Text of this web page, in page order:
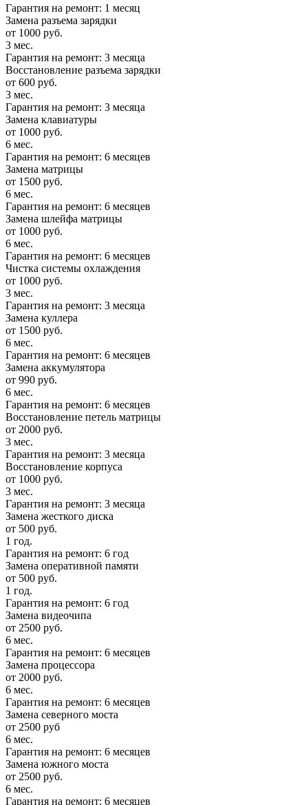
Гарантия на ремонт: 1 месяц
Замена разъема зарядки
от 1000 руб.
3 мес.
Гарантия на ремонт: 3 месяца
Восстановление разъема зарядки
от 600 руб.
3 мес.
Гарантия на ремонт: 3 месяца
Замена клавиатуры
от 1000 руб.
6 мес.
Гарантия на ремонт: 6 месяцев
Замена матрицы
от 1500 руб.
6 мес.
Гарантия на ремонт: 6 месяцев
Замена шлейфа матрицы
от 1000 руб.
6 мес.
Гарантия на ремонт: 6 месяцев
Чистка системы охлаждения
от 1000 руб.
3 мес.
Гарантия на ремонт: 3 месяца
Замена куллера
от 1500 руб.
6 мес.
Гарантия на ремонт: 6 месяцев
Замена аккумулятора
от 990 руб.
6 мес.
Гарантия на ремонт: 6 месяцев
Восстановление петель матрицы
от 2000 руб.
3 мес.
Гарантия на ремонт: 3 месяца
Восстановление корпуса
от 1000 руб.
3 мес.
Гарантия на ремонт: 3 месяца
Замена жесткого диска
от 500 руб.
1 год.
Гарантия на ремонт: 6 год
Замена оперативной памяти
от 500 руб.
1 год.
Гарантия на ремонт: 6 год
Замена видеочипа
от 2500 руб.
6 мес.
Гарантия на ремонт: 6 месяцев
Замена процессора
от 2000 руб.
6 мес.
Гарантия на ремонт: 6 месяцев
Замена северного моста
от 2500 руб
6 мес.
Гарантия на ремонт: 6 месяцев
Замена южного моста
от 2500 руб.
6 мес.
Гарантия на ремонт: 6 месяцев